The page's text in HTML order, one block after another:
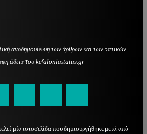
αναδημοσίευση των άρθρων και των οπτικών
άδεια του kefaloniastatus.gr
μία ιστοσελίδα που δημιουργήθηκε μετά από